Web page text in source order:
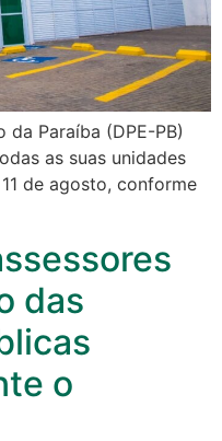
Paraíba (DPE-PB)
as suas unidades
de agosto, conforme
das
o